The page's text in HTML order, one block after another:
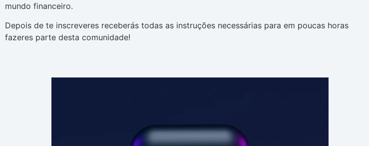
mundo financeiro.
Depois de te inscreveres receberás todas as instruções necessárias para em poucas horas
fazeres parte desta comunidade!